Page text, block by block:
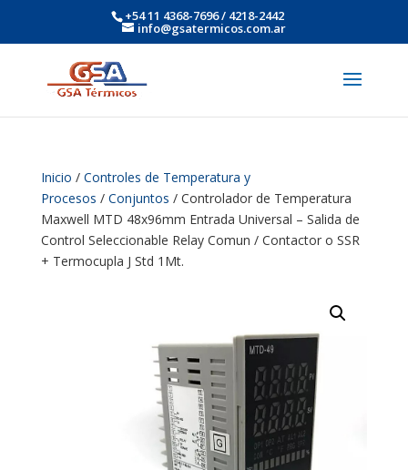
+54 11 4368-7696 / 4218-2442
info@gsatermicos.com.ar
Inicio / Controles de Temperatura y
Procesos / Conjuntos / Controlador de Temperatura
Maxwell MTD 48x96mm Entrada Universal – Salida de
Control Seleccionable Relay Comun / Contactor o SSR
+ Termocupla J Std 1Mt.